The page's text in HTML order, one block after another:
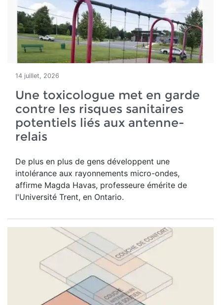
14 juillet, 2026
Une toxicologue met en garde
contre les risques sanitaires
potentiels liés aux antenne-
relais
De plus en plus de gens développent une
intolérance aux rayonnements micro-ondes,
affirme Magda Havas, professeure émérite de
l'Université Trent, en Ontario.